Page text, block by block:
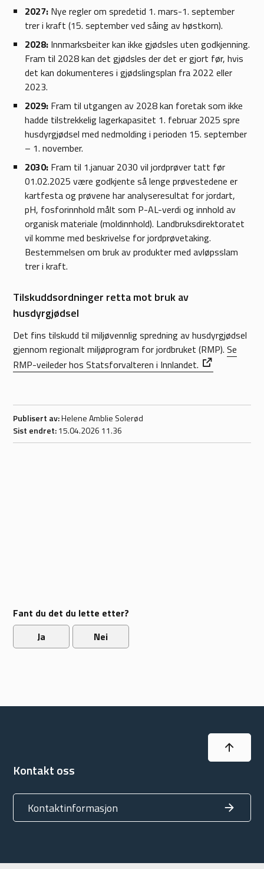
2027: Nye regler om spredetid 1. mars-1. september
trer i kraft​ (15. september ved såing av høstkorn).
2028: Innmarksbeiter kan ikke gjødsles uten godkjenning.
Fram til 2028 kan det gjødsles der det er gjort før, hvis
det kan dokumenteres i gjødslingsplan fra 2022 eller
2023.​
2029: Fram til utgangen av 2028 kan foretak som ikke
hadde tilstrekkelig lagerkapasitet 1. februar 2025 spre
husdyrgjødsel med nedmolding i perioden 15. september
– 1. november.​
2030: Fram til 1.januar 2030 vil jordprøver tatt før
01.02.2025 være godkjente så lenge prøvestedene er
kartfesta og prøvene har analyseresultat for jordart,
pH, fosforinnhold målt som P-AL-verdi og innhold av
organisk materiale (moldinnhold). Landbruksdirektoratet
vil komme med beskrivelse for jordprøvetaking.
Bestemmelsen om bruk av produkter med avløpsslam
trer i kraft.
Tilskuddsordninger retta mot bruk av
husdyrgjødsel
Det fins tilskudd til miljøvennlig spredning av husdyrgjødsel
gjennom regionalt miljøprogram for jordbruket (RMP).Se
RMP-veileder hos Statsforvalteren i Innlandet.
Publisert av Helene Amblie Solerød
Sist endret 15.04.2026 11.36
Fant du det du lette etter?
Ja
Nei
Kontakt oss
Kontaktinformasjon
Til